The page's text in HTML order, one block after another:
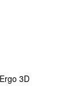
3D